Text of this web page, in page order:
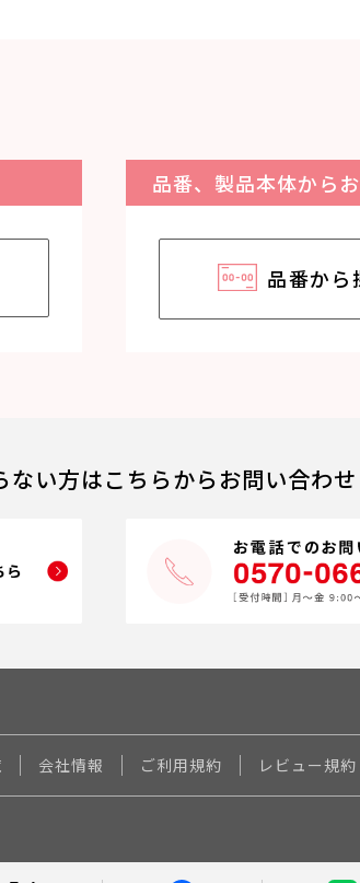
品番、製品本体から
品番から
ない方はこちらからお問い合わ
会社情報 ご利用規約 レビュー規約